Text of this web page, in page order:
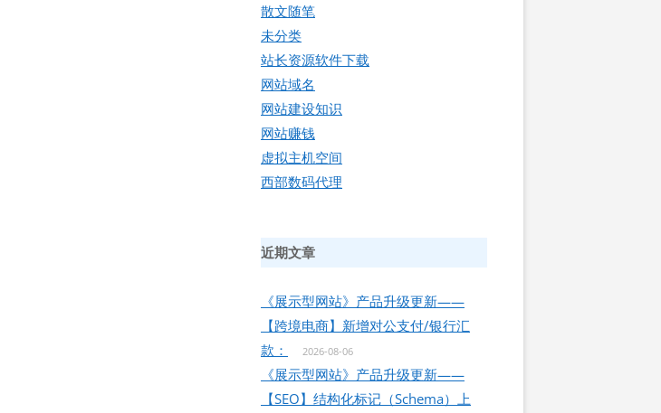
散文随笔
未分类
站长资源软件下载
网站域名
网站建设知识
网站赚钱
虚拟主机空间
西部数码代理
近期文章
《展示型网站》产品升级更新——
【跨境电商】新增对公支付/银行汇
款：
2026-08-06
《展示型网站》产品升级更新——
【SEO】结构化标记（Schema）上